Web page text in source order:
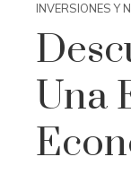
INVERSIONES Y
Una